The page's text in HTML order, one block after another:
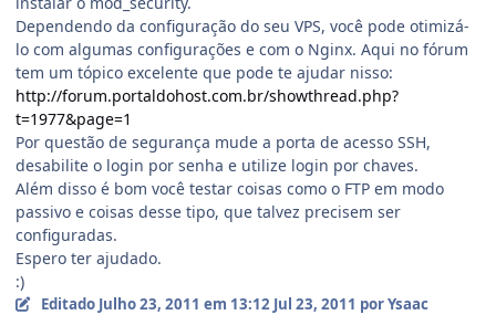
Dependendo da configuração do seu VPS, você pode otimizá-
lo com algumas configurações e com o Nginx. Aqui no fórum
tem um tópico excelente que pode te ajudar nisso:
http://forum.portaldohost.com.br/showthread.php?
t=1977&page=1
Por questão de segurança mude a porta de acesso SSH,
desabilite o login por senha e utilize login por chaves.
Além disso é bom você testar coisas como o FTP em modo
passivo e coisas desse tipo, que talvez precisem ser
configuradas.
Espero ter ajudado.
:)
Editado Julho 23, 2011 em 13:12 Jul 23, 2011 por Ysaac